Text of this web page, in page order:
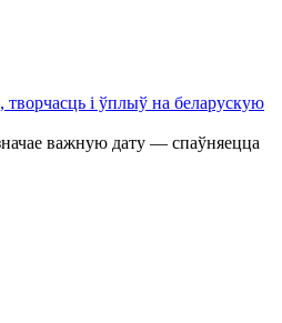
і ўплыў на беларускую
важную дату — спаўняецца